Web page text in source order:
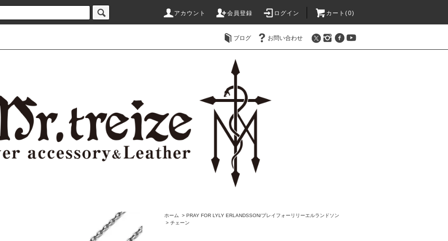
アカウント 会員登録 ログイン カート(0)
ブログ お問い合わせ
ホーム > PRAY FOR LYLY ERLANDSSON/プレイフォーリリーエルランドソン
> チェーン